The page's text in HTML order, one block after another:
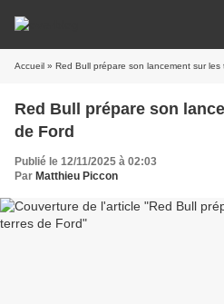
Accueil » Red Bull prépare son lancement sur les
Red Bull prépare son
de Ford
Publié le 12/11/2025 à 02:03
Par Matthieu Piccon